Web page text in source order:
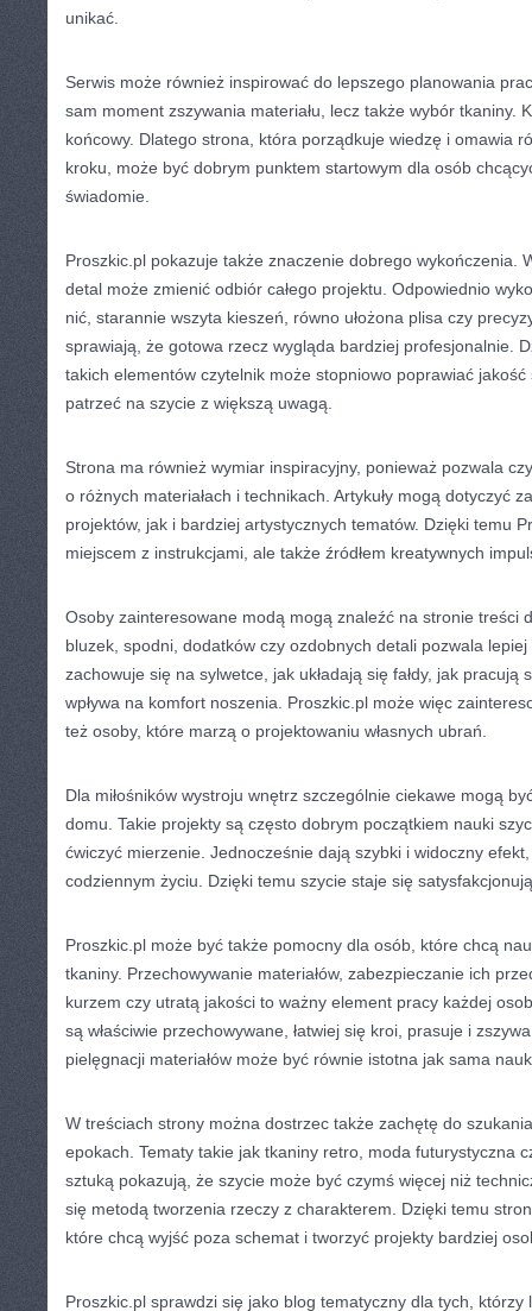
unikać.
Serwis może również inspirować do lepszego planowania
sam moment zszywania materiału, lecz także wybór tkaniny.
końcowy. Dlatego strona, która porządkuje wiedzę i omawia
kroku, może być dobrym punktem startowym dla osób
świadomie.
Proszkic.pl pokazuje także znaczenie dobrego wykończenia.
detal może zmienić odbiór całego projektu. Odpowiednio
nić, starannie wszyta kieszeń, równo ułożona plisa czy
sprawiają, że gotowa rzecz wygląda bardziej profesjonalnie.
takich elementów czytelnik może stopniowo poprawiać
patrzeć na szycie z większą uwagą.
Strona ma również wymiar inspiracyjny, ponieważ pozwala
o różnych materiałach i technikach. Artykuły mogą dotyczyć
projektów, jak i bardziej artystycznych tematów. Dzięki temu
miejscem z instrukcjami, ale także źródłem kreatywnych
Osoby zainteresowane modą mogą znaleźć na stronie treści
bluzek, spodni, dodatków czy ozdobnych detali pozwala lepiej
zachowuje się na sylwetce, jak układają się fałdy, jak pracują
wpływa na komfort noszenia. Proszkic.pl może więc
też osoby, które marzą o projektowaniu własnych ubrań.
Dla miłośników wystroju wnętrz szczególnie ciekawe mogą
domu. Takie projekty są często dobrym początkiem nauki
ćwiczyć mierzenie. Jednocześnie dają szybki i widoczny
codziennym życiu. Dzięki temu szycie staje się
Proszkic.pl może być także pomocny dla osób, które chcą
tkaniny. Przechowywanie materiałów, zabezpieczanie ich
kurzem czy utratą jakości to ważny element pracy każdej
są właściwie przechowywane, łatwiej się kroi, prasuje i
pielęgnacji materiałów może być równie istotna jak sama
W treściach strony można dostrzec także zachętę do
epokach. Tematy takie jak tkaniny retro, moda futurystyczna
sztuką pokazują, że szycie może być czymś więcej niż
się metodą tworzenia rzeczy z charakterem. Dzięki temu
które chcą wyjść poza schemat i tworzyć projekty bardziej
Proszkic.pl sprawdzi się jako blog tematyczny dla tych, którzy